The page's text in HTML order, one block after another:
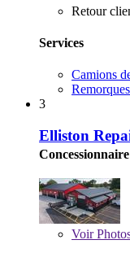
Retour
Services
Camions
3
Elliston
Voir